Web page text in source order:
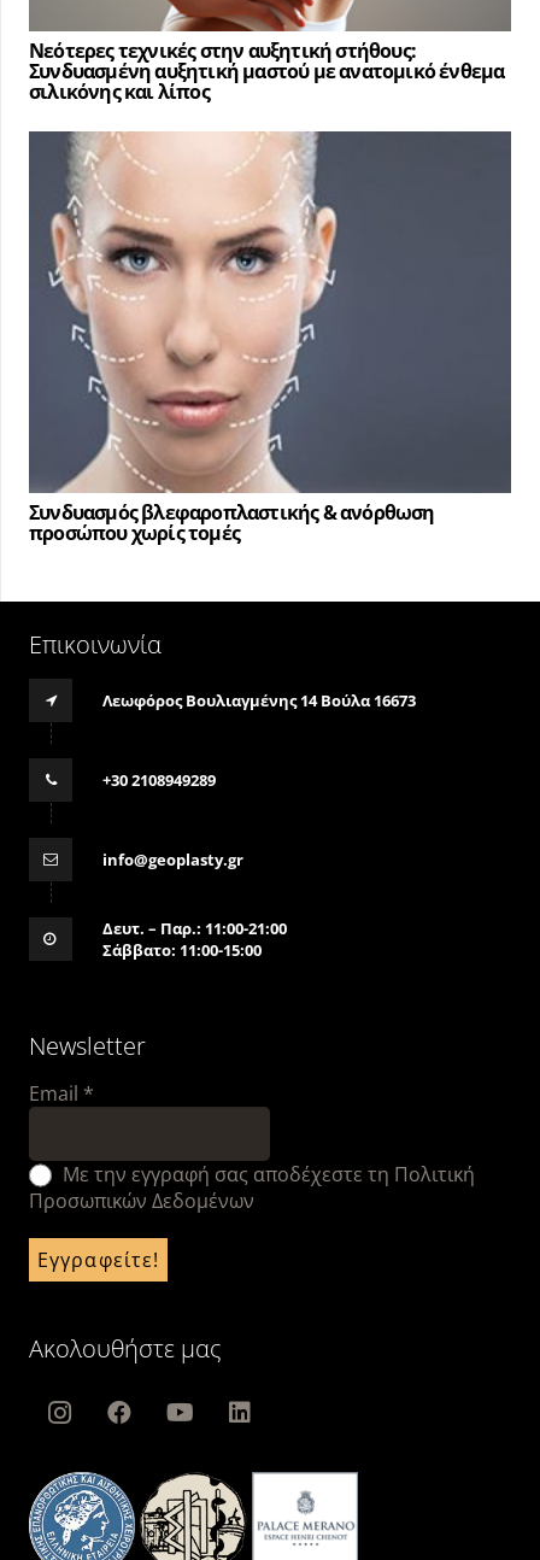
Νεότερες τεχνικές στην αυξητική στήθους:
Συνδυασμένη αυξητική μαστού με ανατομικό ένθεμα
σιλικόνης και λίπος
Συνδυασμός βλεφαροπλαστικής & ανόρθωση
προσώπου χωρίς τομές
Επικοινωνία
Λεωφόρος Βουλιαγμένης 14 Βούλα 16673
+30 2108949289
info@geoplasty.gr
Δευτ. – Παρ.: 11:00-21:00
Σάββατο: 11:00-15:00
Newsletter
Email *
Με την εγγραφή σας αποδέχεστε τη Πολιτική
Προσωπικών Δεδομένων
Ακολουθήστε μας